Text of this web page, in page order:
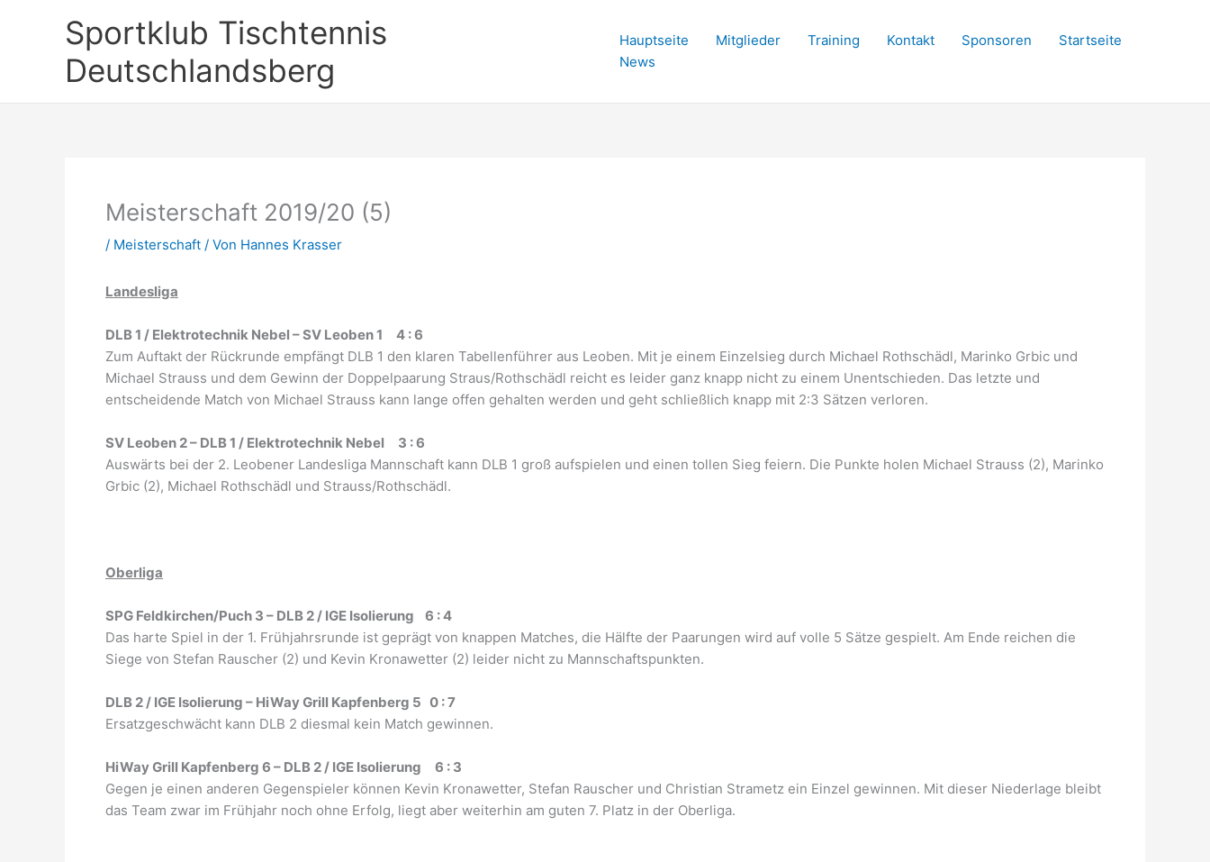
Sportklub Tischtennis
Deutschlandsberg
Hauptseite Mitglieder Training Kontakt Sponsoren
Startseite
News
Meisterschaft 2019/20 (5)
/ Meisterschaft / Von Hannes Krasser
Landesliga
DLB 1 / Elektrotechnik Nebel – SV Leoben 1 4 : 6
Zum Auftakt der Rückrunde empfängt DLB 1 den klaren Tabellenführer aus Leoben. Mit je einem Einzelsieg durch Michael Rothschädl, Marinko Grbic und
Michael Strauss und dem Gewinn der Doppelpaarung Straus/Rothschädl reicht es leider ganz knapp nicht zu einem Unentschieden. Das letzte und
entscheidende Match von Michael Strauss kann lange offen gehalten werden und geht schließlich knapp mit 2:3 Sätzen verloren.
SV Leoben 2 – DLB 1 / Elektrotechnik Nebel 3 : 6
Auswärts bei der 2. Leobener Landesliga Mannschaft kann DLB 1 groß aufspielen und einen tollen Sieg feiern. Die Punkte holen Michael Strauss (2), Marinko
Grbic (2), Michael Rothschädl und Strauss/Rothschädl.
Oberliga
SPG Feldkirchen/Puch 3 – DLB 2 / IGE Isolierung 6 : 4
Das harte Spiel in der 1. Frühjahrsrunde ist geprägt von knappen Matches, die Hälfte der Paarungen wird auf volle 5 Sätze gespielt. Am Ende reichen die
Siege von Stefan Rauscher (2) und Kevin Kronawetter (2) leider nicht zu Mannschaftspunkten.
DLB 2 / IGE Isolierung – HiWay Grill Kapfenberg 5 0 : 7
Ersatzgeschwächt kann DLB 2 diesmal kein Match gewinnen.
HiWay Grill Kapfenberg 6 – DLB 2 / IGE Isolierung 6 : 3
Gegen je einen anderen Gegenspieler können Kevin Kronawetter, Stefan Rauscher und Christian Strametz ein Einzel gewinnen. Mit dieser Niederlage bleibt
das Team zwar im Frühjahr noch ohne Erfolg, liegt aber weiterhin am guten 7. Platz in der Oberliga.